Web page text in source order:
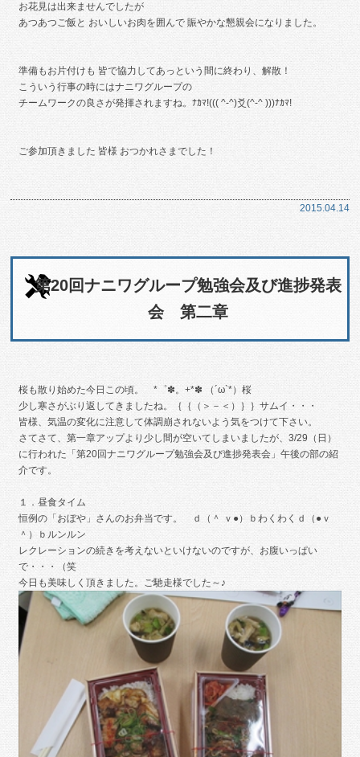
お花見は出来ませんでしたが
あつあつご飯と おいしいお肉を囲んで 賑やかな懇親会になりました。
準備もお片付けも 皆で協力してあっという間に終わり、解散！
こういう行事の時にはナニワグループの
チームワークの良さが発揮されますね。ﾅｶﾏ!((( ^-^)爻(^-^ )))ﾅｶﾏ!
ご参加頂きました 皆様 おつかれさまでした！
2015.04.14
第20回ナニワグループ勉強会及び進捗発表
会 第二章
桜も散り始めた今日この頃。 *゜✽。+*✽ （´ω`*）桜
少し寒さがぶり返してきましたね。｛｛（＞－＜）｝｝サムイ・・・
皆様、気温の変化に注意して体調崩されないよう気をつけて下さい。
さてさて、第一章アップより少し間が空いてしまいましたが、3/29（日）
に行われた「第20回ナニワグループ勉強会及び進捗発表会」午後の部の紹
介です。
１．昼食タイム
恒例の「おぼや」さんのお弁当です。 ｄ（＾ ｖ●）ｂわくわくｄ（●ｖ
＾）ｂルンルン
レクレーションの続きを考えないといけないのですが、お腹いっぱい
で・・・（笑
今日も美味しく頂きました。ご馳走様でした～♪